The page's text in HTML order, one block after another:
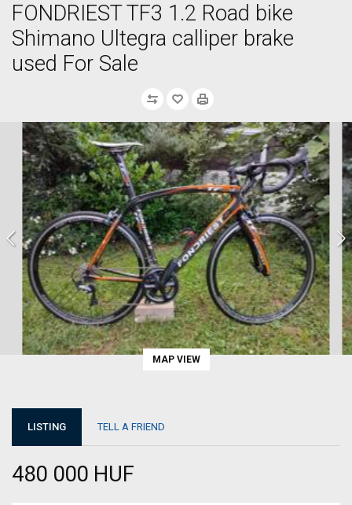
FONDRIEST TF3 1.2 Road bike
Shimano Ultegra calliper brake
used For Sale
MAP VIEW
LISTING TELL A FRIEND
480 000 HUF